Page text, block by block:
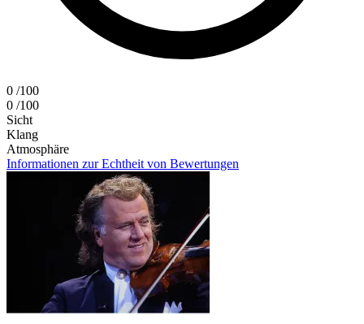
0 /100
0 /100
Sicht
Klang
Atmosphäre
Informationen zur Echtheit von Bewertungen